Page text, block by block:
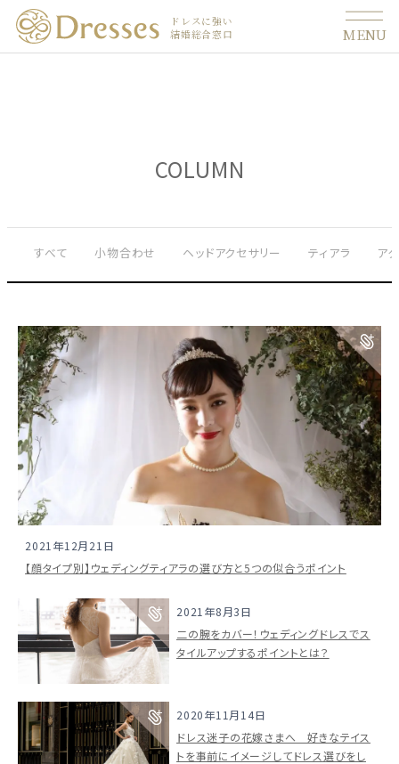
ドレスに強い
結婚総合窓口
MENU
COLUMN
すべて 小物合わせ ヘッドアクセサリー ティアラ ア
2021年12月21日
【顔タイプ別】ウェディングティアラの選び方と5つの似合うポイント
2021年8月3日
二の腕をカバー！ウェディングドレスでス
タイルアップするポイントとは？
2020年11月14日
ドレス迷子の花嫁さまへ 好きなテイス
トを事前にイメージしてドレス選びをし